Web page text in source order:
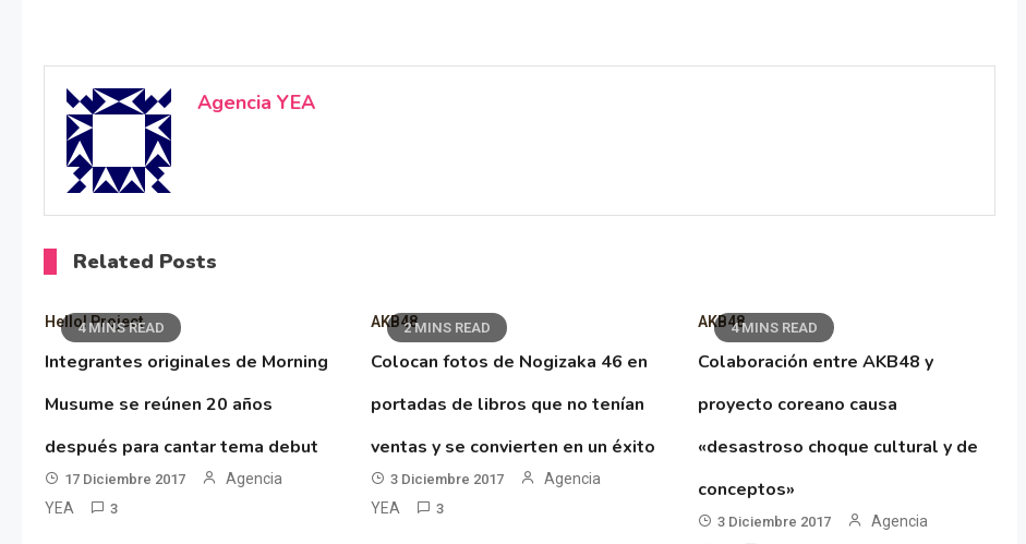
Agencia YEA
Related Posts
4 MINS READ
Hello! Project
Integrantes originales de Morning
Musume se reúnen 20 años
después para cantar tema debut
17 Diciembre 2017
Agencia
YEA
3
2 MINS READ
AKB48
Colocan fotos de Nogizaka 46 en
portadas de libros que no tenían
ventas y se convierten en un éxito
3 Diciembre 2017
Agencia
YEA
3
4 MINS READ
AKB48
Colaboración entre AKB48 y
proyecto coreano causa
«desastroso choque cultural y de
conceptos»
3 Diciembre 2017
Agencia